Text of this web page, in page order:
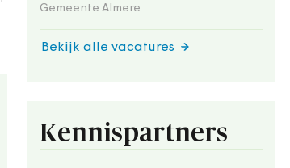
Gemeente Almere
Bekijk alle vacatures
Kennispartners